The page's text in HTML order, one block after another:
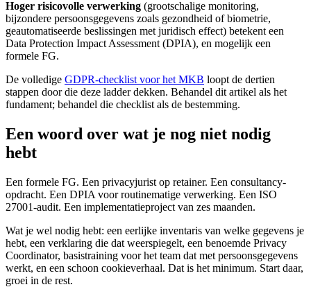
Hoger risicovolle verwerking (grootschalige monitoring,
bijzondere persoonsgegevens zoals gezondheid of biometrie,
geautomatiseerde beslissingen met juridisch effect) betekent een
Data Protection Impact Assessment (DPIA), en mogelijk een
formele FG.
De volledige GDPR-checklist voor het MKB loopt de dertien
stappen door die deze ladder dekken. Behandel dit artikel als het
fundament; behandel die checklist als de bestemming.
Een woord over wat je nog niet nodig
hebt
Een formele FG. Een privacyjurist op retainer. Een consultancy-
opdracht. Een DPIA voor routinematige verwerking. Een ISO
27001-audit. Een implementatieproject van zes maanden.
Wat je wel nodig hebt: een eerlijke inventaris van welke gegevens je
hebt, een verklaring die dat weerspiegelt, een benoemde Privacy
Coordinator, basistraining voor het team dat met persoonsgegevens
werkt, en een schoon cookieverhaal. Dat is het minimum. Start daar,
groei in de rest.